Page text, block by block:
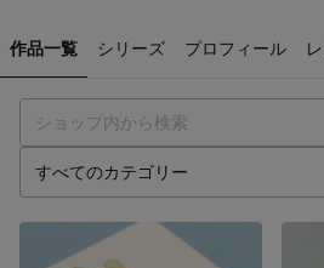
作品一覧 シリーズ プロフィール